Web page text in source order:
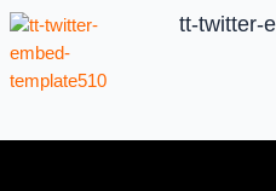
tt-twitter-